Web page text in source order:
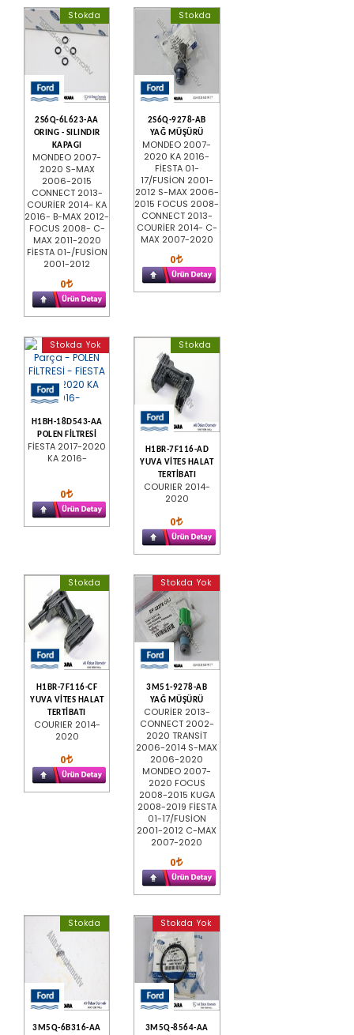
Stokda
2S6Q-6L623-AA
ORING - SILINDIR
KAPAGI
MONDEO 2007-
2020 S-MAX
2006-2015
CONNECT 2013-
COURİER 2014- KA
2016- B-MAX 2012-
FOCUS 2008- C-
MAX 2011-2020
FİESTA 01-/FUSİON
2001-2012
0
Stokda
2S6Q-9278-AB
YAĞ MÜŞÜRÜ
MONDEO 2007-
2020 KA 2016-
FİESTA 01-
17/FUSİON 2001-
2012 S-MAX 2006-
2015 FOCUS 2008-
CONNECT 2013-
COURİER 2014- C-
MAX 2007-2020
0
Stokda Yok
H1BH-18D543-AA
POLEN FİLTRESİ
FİESTA 2017-2020
KA 2016-
0
Stokda
H1BR-7F116-AD
YUVA VİTES HALAT
TERTİBATI
COURIER 2014-
2020
0
Stokda
H1BR-7F116-CF
YUVA VİTES HALAT
TERTİBATI
COURIER 2014-
2020
0
Stokda Yok
3M51-9278-AB
YAĞ MÜŞÜRÜ
COURİER 2013-
CONNECT 2002-
2020 TRANSİT
2006-2014 S-MAX
2006-2020
MONDEO 2007-
2020 FOCUS
2008-2015 KUGA
2008-2019 FİESTA
01-17/FUSİON
2001-2012 C-MAX
2007-2020
0
Stokda
3M5Q-6B316-AA
Stokda Yok
3M5Q-8564-AA